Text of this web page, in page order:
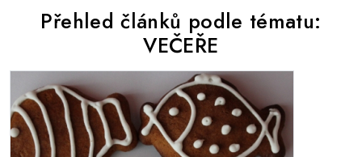
Přehled článků podle tématu:
VEČEŘE